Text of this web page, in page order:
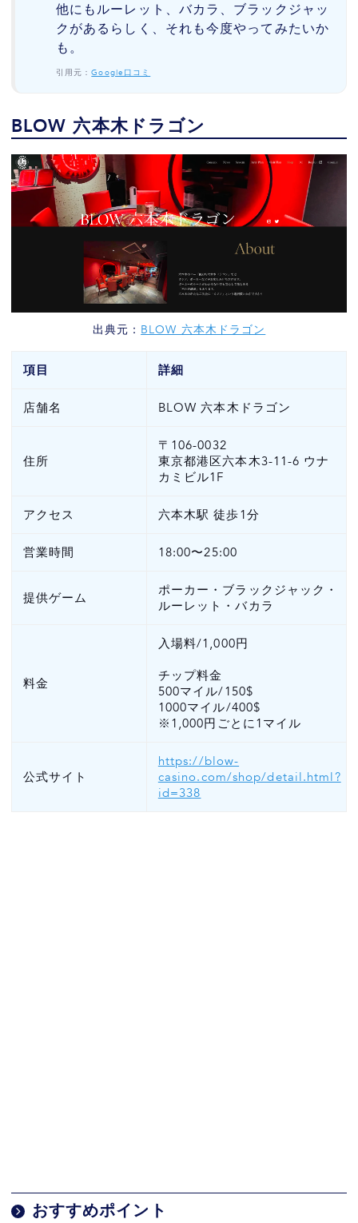
他にもルーレット、バカラ、ブラックジャッ
クがあるらしく、それも今度やってみたいか
も。
引用元：Google口コミ
BLOW 六本木ドラゴン
出典元： BLOW 六本木ドラゴン
項目 詳細
店舗名 BLOW 六本木ドラゴン
住所
〒106-0032
東京都港区六本木3-11-6 ウナ
カミビル1F
アクセス 六本木駅 徒歩1分
営業時間 18:00〜25:00
提供ゲーム
ポーカー・ブラックジャック・
ルーレット・バカラ
料金
入場料/1,000円
チップ料金
500マイル/150$
1000マイル/400$
※1,000円ごとに1マイル
公式サイト
https://blow-
casino.com/shop/detail.html?
id=338
おすすめポイント